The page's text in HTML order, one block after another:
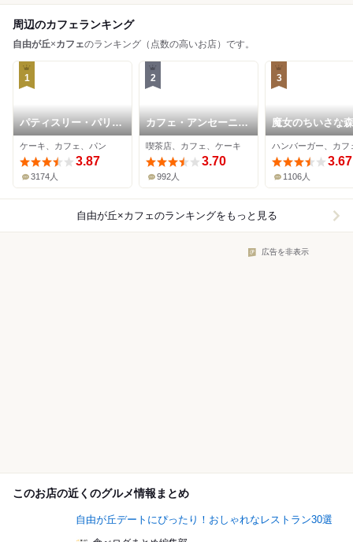
周辺のカフェランキング
自由が丘×カフェのランキング（点数の高いお店）です。
1
パティスリー・パリセ
ヴェイユ
ケーキ、カフェ、パン
3.87
3174人
2
カフェ・アンセーニ
ュ・ダングル 自由が
丘店
喫茶店、カフェ、ケーキ
3.70
992人
3
魔女のちいさな
ンバーガー
3.67
1106人
自由が丘×カフェのランキングをもっと見る
広告を非表示
このお店の近くのグルメ情報まとめ
自由が丘デートにぴったり！おしゃれなレストラン30選